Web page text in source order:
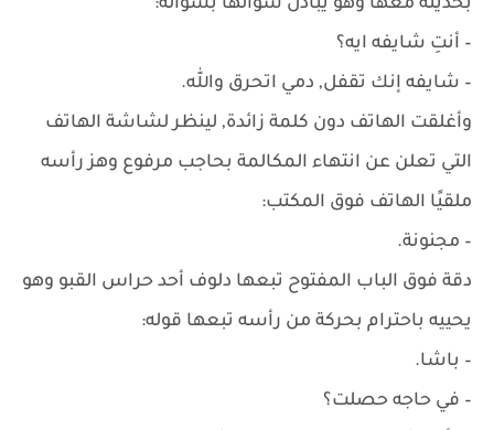
بحديثه معها وهو يبادل سؤالها بسؤاله:
– أنتِ شايفه ايه؟
– شايفه إنك تقفل, دمي اتحرق والله.
وأغلقت الهاتف دون كلمة زائدة, لينظر لشاشة الهاتف
التي تعلن عن انتهاء المكالمة بحاجب مرفوع وهز رأسه
ملقيًا الهاتف فوق المكتب:
– مجنونة.
دقة فوق الباب المفتوح تبعها دلوف أحد حراس القبو وهو
يحييه باحترام بحركة من رأسه تبعها قوله:
– باشا.
– في حاجه حصلت؟